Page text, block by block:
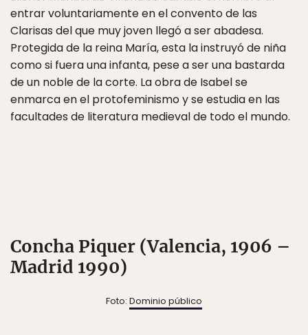
entrar voluntariamente en el convento de las
Clarisas del que muy joven llegó a ser abadesa.
Protegida de la reina María, esta la instruyó de niña
como si fuera una infanta, pese a ser una bastarda
de un noble de la corte. La obra de Isabel se
enmarca en el protofeminismo y se estudia en las
facultades de literatura medieval de todo el mundo.
Concha Piquer (Valencia, 1906 –
Madrid 1990)
Foto: Dominio público